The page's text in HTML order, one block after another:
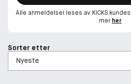
Alle anmeldelser leses av KICKS
mer her
Sorter etter